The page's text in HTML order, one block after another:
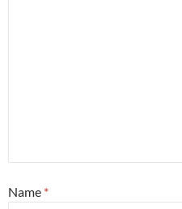
Name *